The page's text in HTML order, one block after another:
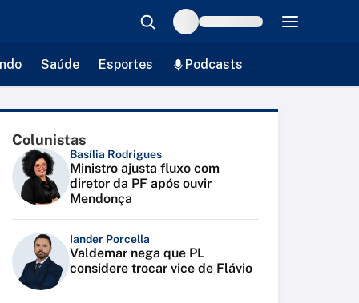
Saúde Esportes Podcasts
Colunistas
Basília Rodrigues
Ministro ajusta fluxo com
diretor da PF após ouvir
Mendonça
Iander Porcella
Valdemar nega que PL
considere trocar vice de Flávio